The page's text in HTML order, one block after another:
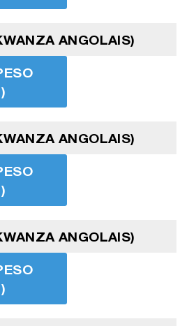
ANGOLAIS)
ANGOLAIS)
ANGOLAIS)